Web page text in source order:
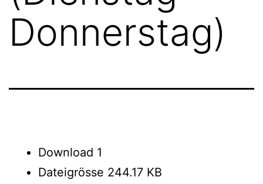
Donnerstag)
Download 1
Dateigrösse 244.17 KB